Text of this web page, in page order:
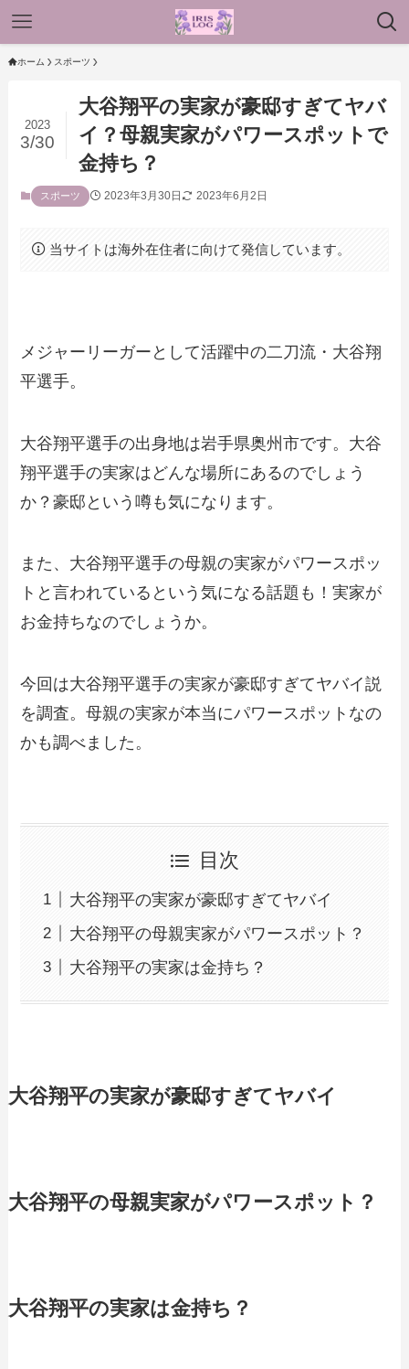
ホーム スポーツ
大谷翔平の実家が豪邸すぎてヤバ
イ？母親実家がパワースポットで
金持ち？
2023
3/30
スポーツ 2023年3月30日 2023年6月2日
当サイトは海外在住者に向けて発信しています。
メジャーリーガーとして活躍中の二刀流・大谷翔
平選手。
大谷翔平選手の出身地は岩手県奥州市です。大谷
翔平選手の実家はどんな場所にあるのでしょう
か？豪邸という噂も気になります。
また、大谷翔平選手の母親の実家がパワースポッ
トと言われているという気になる話題も！実家が
お金持ちなのでしょうか。
今回は大谷翔平選手の実家が豪邸すぎてヤバイ説
を調査。母親の実家が本当にパワースポットなの
かも調べました。
目次
大谷翔平の実家が豪邸すぎてヤバイ
大谷翔平の母親実家がパワースポット？
大谷翔平の実家は金持ち？
大谷翔平の実家が豪邸すぎてヤバイ
大谷翔平の母親実家がパワースポット？
大谷翔平の実家は金持ち？